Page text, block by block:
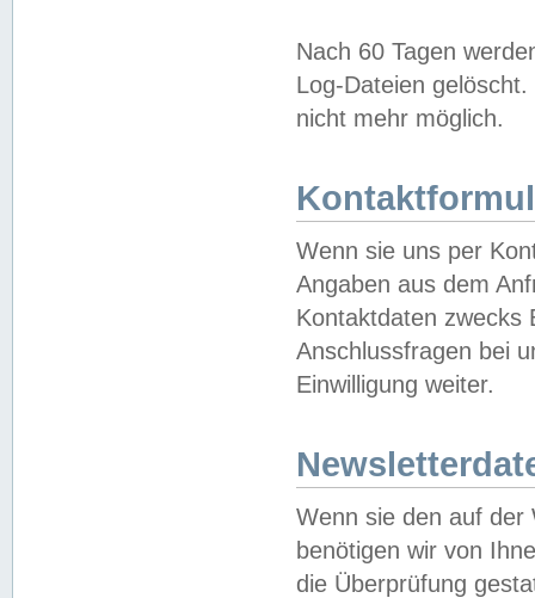
Nach 60 Tagen
Log-Dateien
nicht mehr möglich.
Wenn sie uns per
Angaben aus dem
Kontaktdaten zwecks
Anschlussfragen bei
Einwilligung weiter.
Wenn sie den auf der
benötigen wir von
die Überprüfung